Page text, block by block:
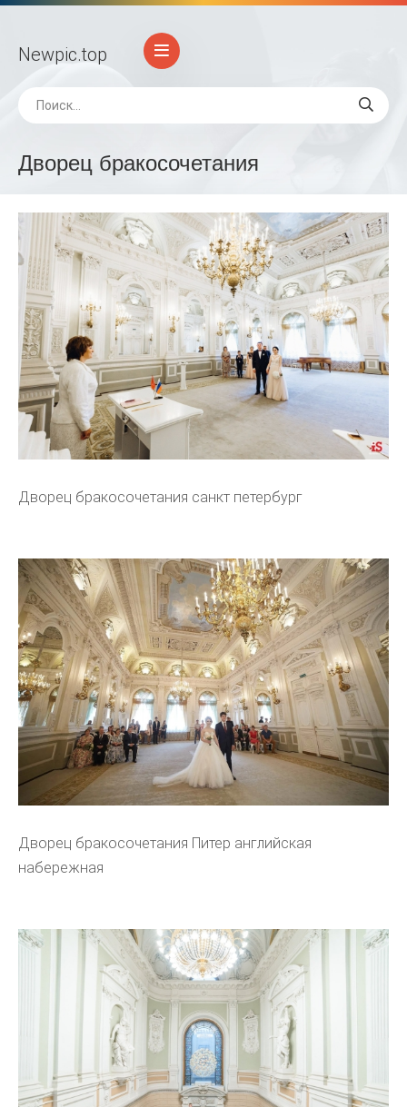
Newpic.top
Дворец бракосочетания
Дворец бракосочетания санкт петербург
Дворец бракосочетания Питер английская
набережная